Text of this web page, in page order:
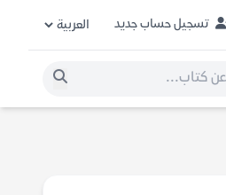
تسجيل حساب جديد